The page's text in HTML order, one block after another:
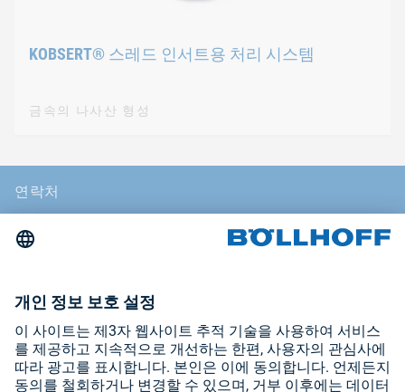
KOBSERT® 스레드 인서트용 처리 시스템
금속의 나사산 형성
연락처
뉴스
저작권
일반 거래 조건
개인 정보 보호 정책